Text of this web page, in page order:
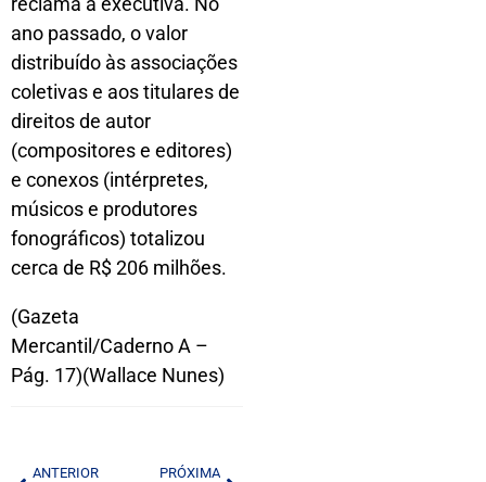
ano passado, o valor
distribuído às associações
coletivas e aos titulares de
direitos de autor
(compositores e editores)
e conexos (intérpretes,
músicos e produtores
fonográficos) totalizou
cerca de R$ 206 milhões.
(Gazeta
Mercantil/Caderno A –
Pág. 17)(Wallace Nunes)
ANTERIOR
PRÓXIMA